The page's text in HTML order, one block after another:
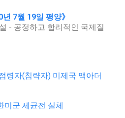
7월 19일 평양》
- 공정하고 합리적인 국제질
령자(침략자) 미제국 맥아더
미군 세균전 실체